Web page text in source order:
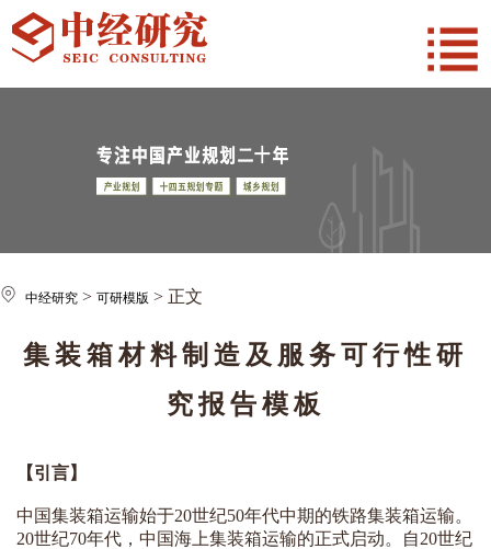
中经研究 > 可研模版 > 正文
集装箱材料制造及服务可行性研
究报告模板
【引言】
中国集装箱运输始于20世纪50年代中期的铁路集装箱运输。
20世纪70年代，中国海上集装箱运输的正式启动。自20世纪